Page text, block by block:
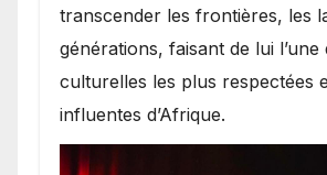
transcender les frontières, les
générations, faisant de lui l’une
culturelles les plus respectées
influentes d’Afrique.